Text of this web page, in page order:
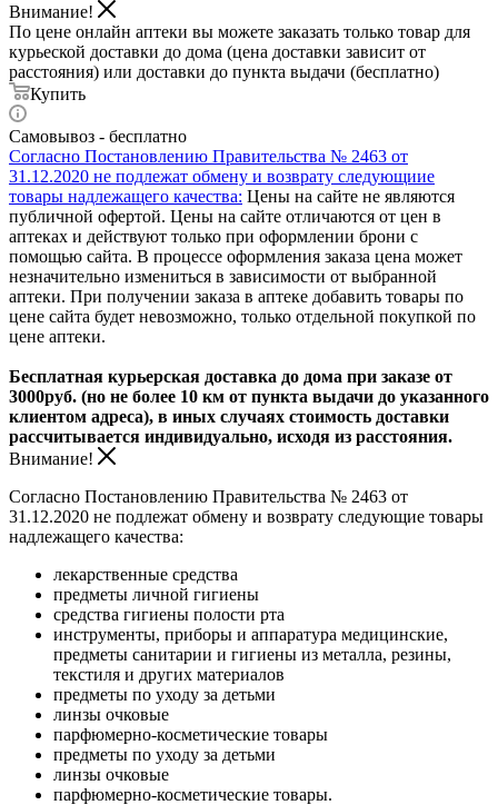
Внимание!
По цене онлайн аптеки вы можете заказать только товар для
курьеской доставки до дома (цена доставки зависит от
расстояния) или доставки до пункта выдачи (бесплатно)
Купить
Самовывоз - бесплатно
Согласно Постановлению Правительства № 2463 от
31.12.2020 не подлежат обмену и возврату следующиие
товары надлежащего качества: Цены на сайте не являются
публичной офертой. Цены на сайте отличаются от цен в
аптеках и действуют только при оформлении брони с
помощью сайта. В процессе оформления заказа цена может
незначительно измениться в зависимости от выбранной
аптеки. При получении заказа в аптеке добавить товары по
цене сайта будет невозможно, только отдельной покупкой по
цене аптеки.
Бесплатная курьерская доставка до дома при заказе от
3000руб. (но не более 10 км от пункта выдачи до указанного
клиентом адреса), в иных случаях стоимость доставки
рассчитывается индивидуально, исходя из расстояния.
Внимание!
Согласно Постановлению Правительства № 2463 от
31.12.2020 не подлежат обмену и возврату следующие товары
надлежащего качества:
лекарственные средства
предметы личной гигиены
средства гигиены полости рта
инструменты, приборы и аппаратура медицинские,
предметы санитарии и гигиены из металла, резины,
текстиля и других материалов
предметы по уходу за детьми
линзы очковые
парфюмерно-косметические товары
предметы по уходу за детьми
линзы очковые
парфюмерно-косметические товары.